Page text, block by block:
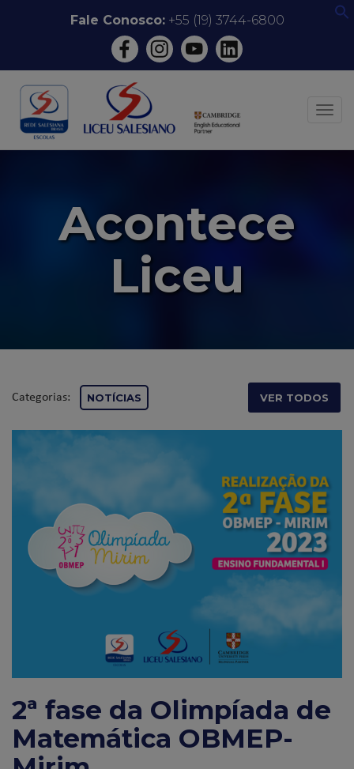
conteúdo
Fale Conosco:+55 (19) 3744-6800
Acontece
Liceu
Categorias: NOTÍCIAS VER TODOS
2ª fase da Olimpíada de
Matemática OBMEP-